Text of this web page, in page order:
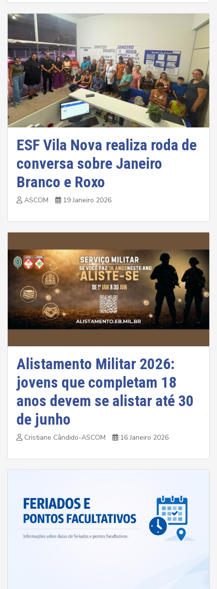
ESF Vila Nova realiza roda de
conversa sobre Janeiro
Branco e Roxo
ASCOM 19 Janeiro 2026
Alistamento Militar 2026:
jovens que completam 18
anos devem se alistar até 30
de junho
Cristiane Cândido-ASCOM 16 Janeiro 2026